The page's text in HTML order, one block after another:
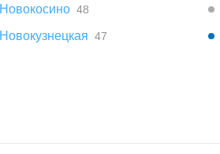
Новокосино 48
Новокузнецкая 47